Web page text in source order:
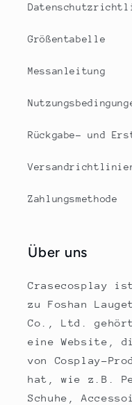
Größentabelle
Messanleitung
Rückgabe- und
Zahlungsmethode
Über uns
Crasecosplay
zu Foshan
Co., Ltd.
eine Website,
von Cosplay-
hat, wie z.B.
Schuhe,